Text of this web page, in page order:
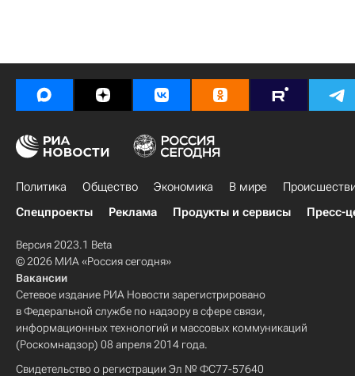
Политика Общество Экономика В мире
Спецпроекты
Реклама Продукты и сервисы Пресс-
Версия 2023.1 Beta
© 2026 МИА «Россия сегодня»
Вакансии
Сетевое издание РИА Новости зарегистрировано
в Федеральной службе по надзору в сфере связи,
информационных технологий и массовых коммуникаций
(Роскомнадзор) 08 апреля 2014 года.
Свидетельство о регистрации Эл № ФС77-57640